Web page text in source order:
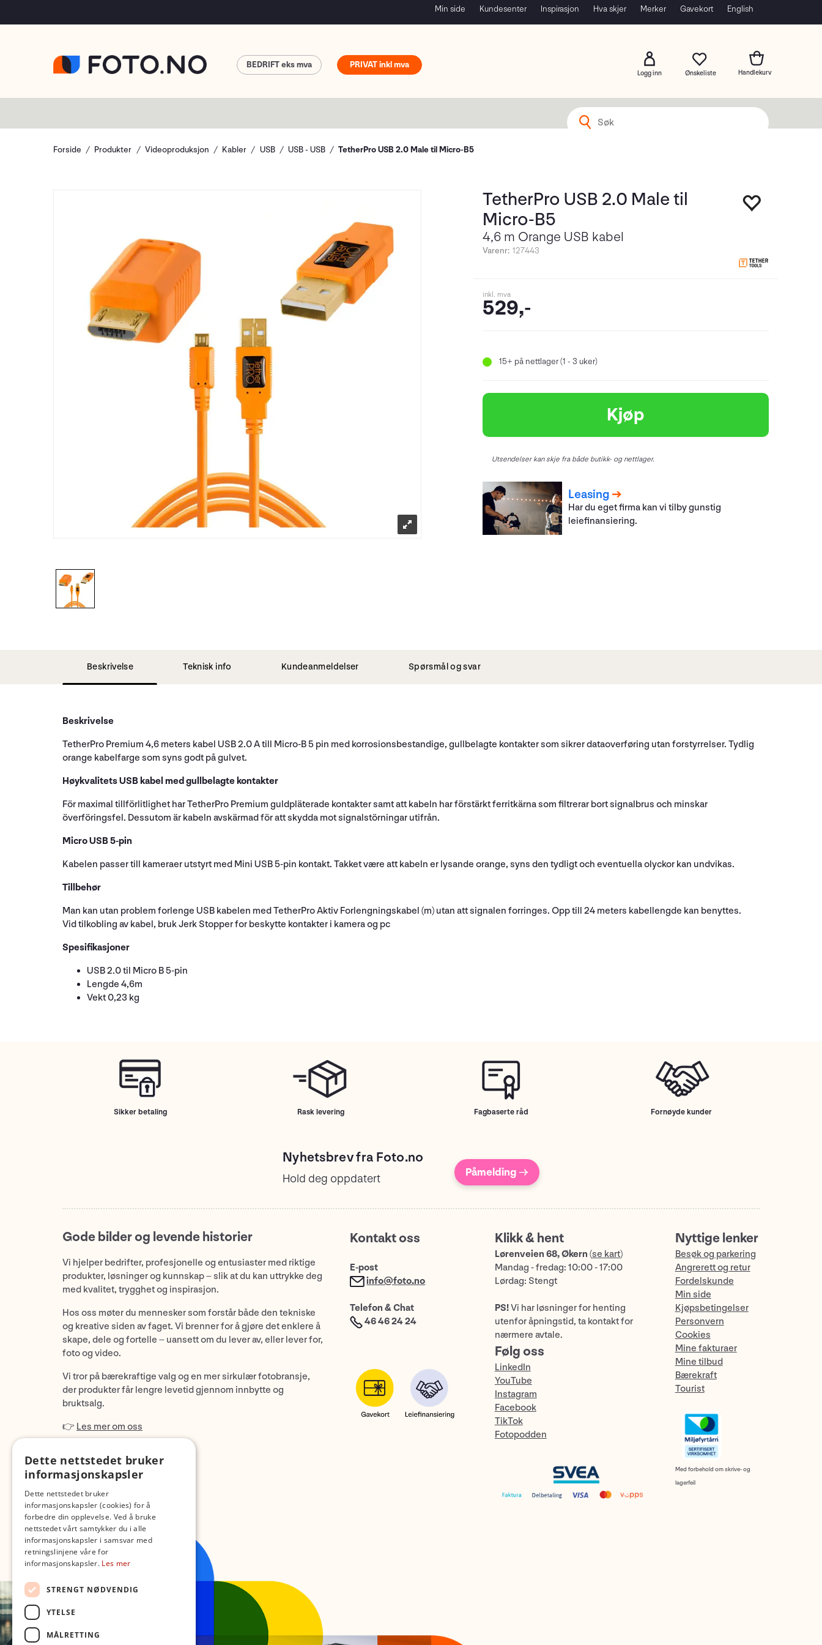
Min side Kundesenter Inspirasjon Hva skjer Merker Gavekort English
Logg inn
PRIVAT
BEDRIFT
Forside Produkter Videoproduksjon Kabler USB USB - USB TetherPro USB 2.0 Male til Micro-B5
TetherPro USB 2.0 Male til
Micro-B5
4,6 m Orange USB kabel
Varenr: 127443
inkl. mva
529,-
15+ på nettlager (1 - 3 uker)
Kjøp
Utsendelser kan skje fra både butikk- og nettlager.
Leasing
Har du eget firma kan vi tilby gunstig
leiefinansiering.
Beskrivelse Teknisk info Kundeanmeldelser Spørsmål og svar
Beskrivelse
TetherPro Premium 4,6 meters kabel USB 2.0 A till Micro-B 5 pin med korrosionsbestandige, gullbelagte kontakter som sikrer dataoverføring utan forstyrrelser. Tydlig
orange kabelfarge som syns godt på gulvet.
Høykvalitets USB kabel med gullbelagte kontakter
För maximal tillförlitlighet har TetherPro Premium guldpläterade kontakter samt att kabeln har förstärkt ferritkärna som filtrerar bort signalbrus och minskar
överföringsfel. Dessutom är kabeln avskärmad för att skydda mot signalstörningar utifrån.
Micro USB 5-pin
Kabelen passer till kameraer utstyrt med Mini USB 5-pin kontakt. Takket være att kabeln er lysande orange, syns den tydligt och eventuella olyckor kan undvikas.
Tillbehør
Man kan utan problem forlenge USB kabelen med TetherPro Aktiv Forlengningskabel (m) utan att signalen forringes. Opp till 24 meters kabellengde kan benyttes.
Vid tilkobling av kabel, bruk Jerk Stopper for beskytte kontakter i kamera og pc
Spesifikasjoner
USB 2.0 til Micro B 5-pin
Lengde 4,6m
Vekt 0,23 kg
Sikker betaling Rask levering Fagbaserte råd Fornøyde kunder
Nyhetsbrev fra Foto.no
Hold deg oppdatert Påmelding →
Gode bilder og levende historier
Vi hjelper bedrifter, profesjonelle og entusiaster med riktige
produkter, løsninger og kunnskap – slik at du kan uttrykke deg
med kvalitet, trygghet og inspirasjon.
Hos oss møter du mennesker som forstår både den tekniske
og kreative siden av faget. Vi brenner for å gjøre det enklere å
skape, dele og fortelle – uansett om du lever av, eller lever for,
foto og video.
Vi tror på bærekraftige valg og en mer sirkulær fotobransje,
der produkter får lengre levetid gjennom innbytte og
bruktsalg.
👉 Les mer om oss
Kontakt oss
E-post
info@foto.no
Telefon & Chat
46 46 24 24
Klikk & hent
Lørenveien 68, Økern (se kart)
Mandag - fredag: 10:00 - 17:00
Lørdag: Stengt
PS!Vi har løsninger for henting
utenfor åpningstid, ta kontakt for
nærmere avtale.
Følg oss
LinkedIn
YouTube
Instagram
Facebook
TikTok
Fotopodden
Nyttige lenker
Besøk og parkering
Angrerett og retur
Fordelskunde
Min side
Kjøpsbetingelser
Personvern
Cookies
Mine fakturaer
Mine tilbud
Bærekraft
Tourist
Med forbehold om skrive- og
lagerfeil
Dette nettstedet bruker
informasjonskapsler
Dette nettstedet bruker
informasjonskapsler (cookies) for å
forbedre din opplevelse. Ved å bruke
nettstedet vårt samtykker du i alle
informasjonskapsler i samsvar med
retningslinjene våre for
informasjonskapsler. Les mer
STRENGT NØDVENDIG
YTELSE
MÅLRETTING